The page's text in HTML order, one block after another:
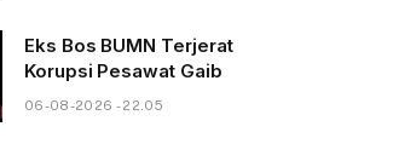
Eks Bos BUMN Terjerat
Korupsi Pesawat Gaib
06-08-2026 - 22.05